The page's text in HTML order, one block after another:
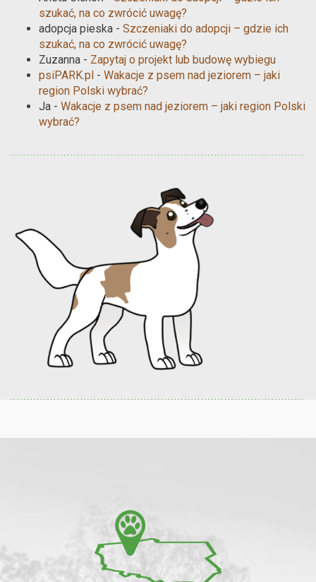
szukać, na co zwrócić uwagę?
adopcja pieska - Szczeniaki do adopcji – gdzie ich
szukać, na co zwrócić uwagę?
Zuzanna - Zapytaj o projekt lub budowę wybiegu
psiPARK.pl - Wakacje z psem nad jeziorem – jaki
region Polski wybrać?
Ja - Wakacje z psem nad jeziorem – jaki region Polski
wybrać?